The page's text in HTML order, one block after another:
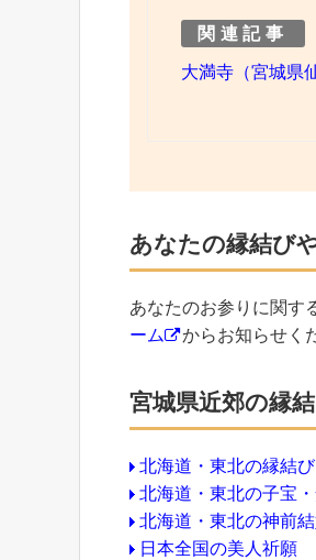
関連記事
大満寺（宮城県
あなたの縁結び
あなたのお参りに関す
ーム
からお知らせく
宮城県近郊の縁
北海道・東北の縁結
北海道・東北の子宝
北海道・東北の神前
日本全国の美人祈願